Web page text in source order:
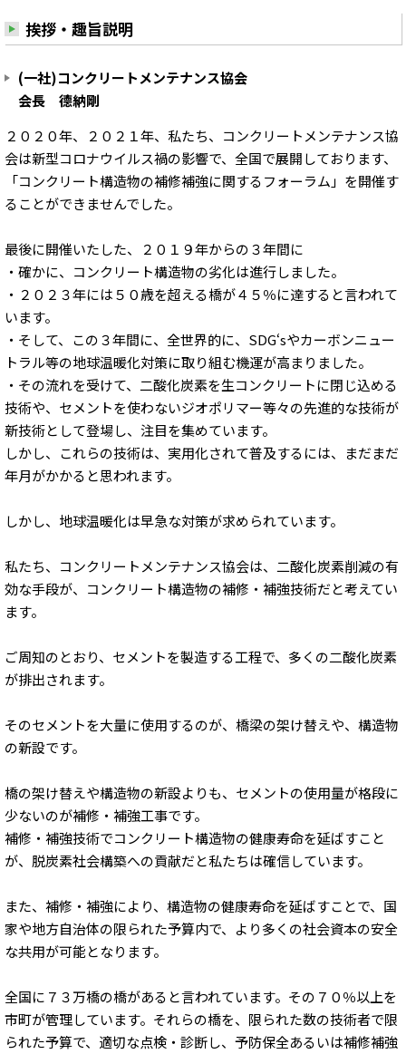
挨拶・趣旨説明
(一社)コンクリートメンテナンス協会
会長 德納剛
２０２０年、２０２１年、私たち、コンクリートメンテナンス協
会は新型コロナウイルス禍の影響で、全国で展開しております、
「コンクリート構造物の補修補強に関するフォーラム」を開催す
ることができませんでした。
最後に開催いたした、２０１９年からの３年間に
・確かに、コンクリート構造物の劣化は進行しました。
・２０２３年には５０歳を超える橋が４５％に達すると言われて
います。
・そして、この３年間に、全世界的に、SDG‘sやカーボンニュー
トラル等の地球温暖化対策に取り組む機運が高まりました。
・その流れを受けて、二酸化炭素を生コンクリートに閉じ込める
技術や、セメントを使わないジオポリマー等々の先進的な技術が
新技術として登場し、注目を集めています。
しかし、これらの技術は、実用化されて普及するには、まだまだ
年月がかかると思われます。
しかし、地球温暖化は早急な対策が求められています。
私たち、コンクリートメンテナンス協会は、二酸化炭素削減の有
効な手段が、コンクリート構造物の補修・補強技術だと考えてい
ます。
ご周知のとおり、セメントを製造する工程で、多くの二酸化炭素
が排出されます。
そのセメントを大量に使用するのが、橋梁の架け替えや、構造物
の新設です。
橋の架け替えや構造物の新設よりも、セメントの使用量が格段に
少ないのが補修・補強工事です。
補修・補強技術でコンクリート構造物の健康寿命を延ばすこと
が、脱炭素社会構築への貢献だと私たちは確信しています。
また、補修・補強により、構造物の健康寿命を延ばすことで、国
家や地方自治体の限られた予算内で、より多くの社会資本の安全
な共用が可能となります。
全国に７３万橋の橋があると言われています。その７０％以上を
市町が管理しています。それらの橋を、限られた数の技術者で限
られた予算で、適切な点検・診断し、予防保全あるいは補修補強